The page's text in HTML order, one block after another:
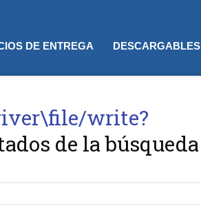
DE ENTREGA DESCARGABLES
write?
de la búsqueda